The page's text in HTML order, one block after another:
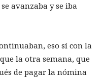
avanzaba y se iba
eso sí con la
la otra semana, que
de pagar la nómina